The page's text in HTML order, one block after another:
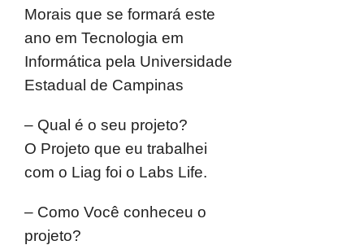
Morais que se formará este
ano em Tecnologia em
Informática pela Universidade
Estadual de Campinas
– Qual é o seu projeto?
O Projeto que eu trabalhei
com o Liag foi o Labs Life.
– Como Você conheceu o
projeto?